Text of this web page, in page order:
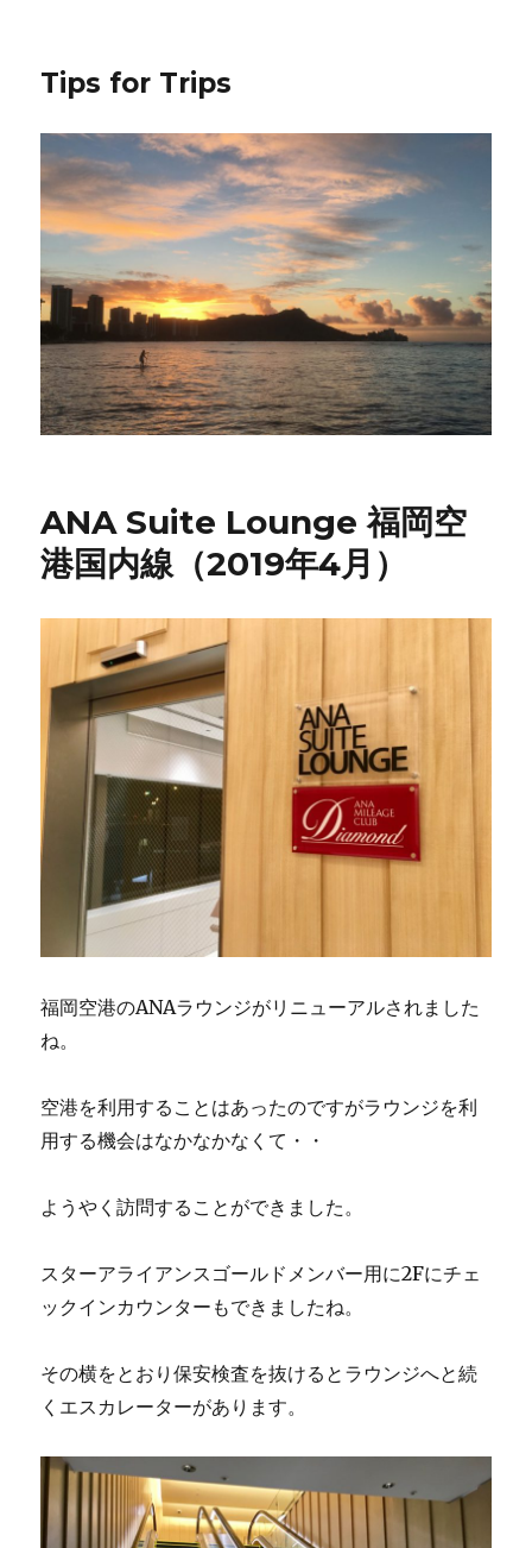
Tips for Trips
ANA Suite Lounge 福岡空
港国内線（2019年4月）
福岡空港のANAラウンジがリニューアルされました
ね。
空港を利用することはあったのですがラウンジを利
用する機会はなかなかなくて・・
ようやく訪問することができました。
スターアライアンスゴールドメンバー用に2Fにチェ
ックインカウンターもできましたね。
その横をとおり保安検査を抜けるとラウンジへと続
くエスカレーターがあります。